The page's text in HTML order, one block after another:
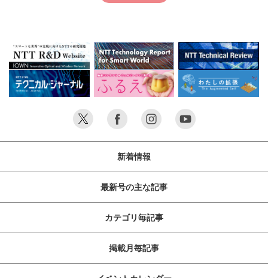
新着情報
最新号の主な記事
カテゴリ毎記事
掲載月毎記事